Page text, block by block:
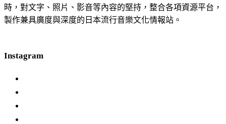
時，對文字、照片、影音等內容的堅持，整合各項資源平台，
製作兼具廣度與深度的日本流行音樂文化情報站。
Instagram